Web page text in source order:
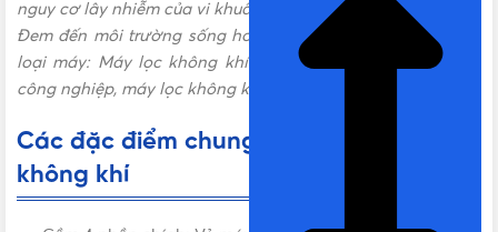
nguy cơ lây nhiễm của vi khuẩn, nấm mốc, virus gây bệnh,…
Đem đến môi trường sống hoàn toàn trong lành. Gồm các
loại máy: Máy lọc không khí gia đình, máy lọc không khí
công nghiệp, máy lọc không khí ô tô.
Các đặc điểm chung của máy lọc
không khí